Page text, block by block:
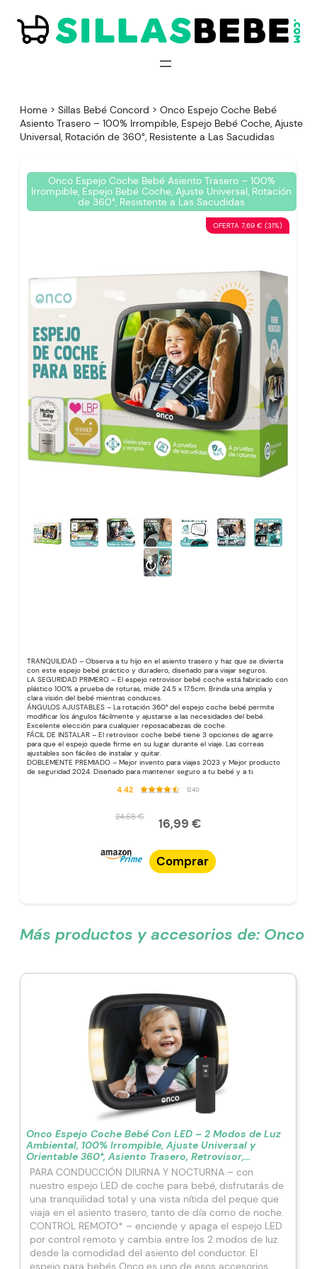
contenido
Home > Sillas Bebé Concord > Onco Espejo Coche Bebé
Asiento Trasero – 100% Irrompible, Espejo Bebé Coche, Ajuste
Universal, Rotación de 360°, Resistente a Las Sacudidas
Onco Espejo Coche Bebé Asiento Trasero – 100%
Irrompible, Espejo Bebé Coche, Ajuste Universal, Rotación
de 360°, Resistente a Las Sacudidas
OFERTA 7,69 € (31%)
TRANQUILIDAD – Observa a tu hijo en el asiento trasero y haz que se divierta
con este espejo bebé práctico y duradero, diseñado para viajar seguros.
LA SEGURIDAD PRIMERO – El espejo retrovisor bebé coche está fabricado con
plástico 100% a prueba de roturas, mide 24.5 x 17.5cm. Brinda una amplia y
clara visión del bebé mientras conduces.
ÁNGULOS AJUSTABLES – La rotación 360° del espejo coche bebé permite
modificar los ángulos fácilmente y ajustarse a las necesidades del bebé.
Excelente elección para cualquier reposacabezas de coche.
FÁCIL DE INSTALAR – El retrovisor coche bebé tiene 3 opciones de agarre
para que el espejo quede firme en su lugar durante el viaje. Las correas
ajustables son fáciles de instalar y quitar.
DOBLEMENTE PREMIADO – Mejor invento para viajes 2023 y Mejor producto
de seguridad 2024. Diseñado para mantener seguro a tu bebé y a ti.
4.42 1240
24,68 € 16,99 €
Comprar
Más productos y accesorios de: Onco
Onco Espejo Coche Bebé Con LED – 2 Modos de Luz
Ambiental, 100% Irrompible, Ajuste Universal y
Orientable 360°, Asiento Trasero, Retrovisor,
Accesorios
PARA CONDUCCIÓN DIURNA Y NOCTURNA – con
nuestro espejo LED de coche para bebé, disfrutarás de
una tranquilidad total y una vista nítida del peque que
viaja en el asiento trasero, tanto de día como de noche.
CONTROL REMOTO* – enciende y apaga el espejo LED
por control remoto y cambia entre los 2 modos de luz
desde la comodidad del asiento del conductor. El
espejo para bebés Onco es uno de esos accesorios